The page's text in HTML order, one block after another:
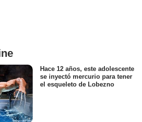
Hace 12 años, este adolescente
se inyectó mercurio para tener
el esqueleto de Lobezno